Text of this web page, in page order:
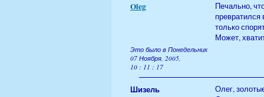
Oleg
Печально,
только
Может,
Это было в Понедельник
07 Ноября, 2005,
10 : 11 : 17
Шизель
Олег,